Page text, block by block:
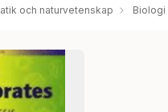
och naturvetenskap Biologi